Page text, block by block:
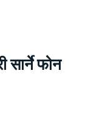
सार्ने फोन